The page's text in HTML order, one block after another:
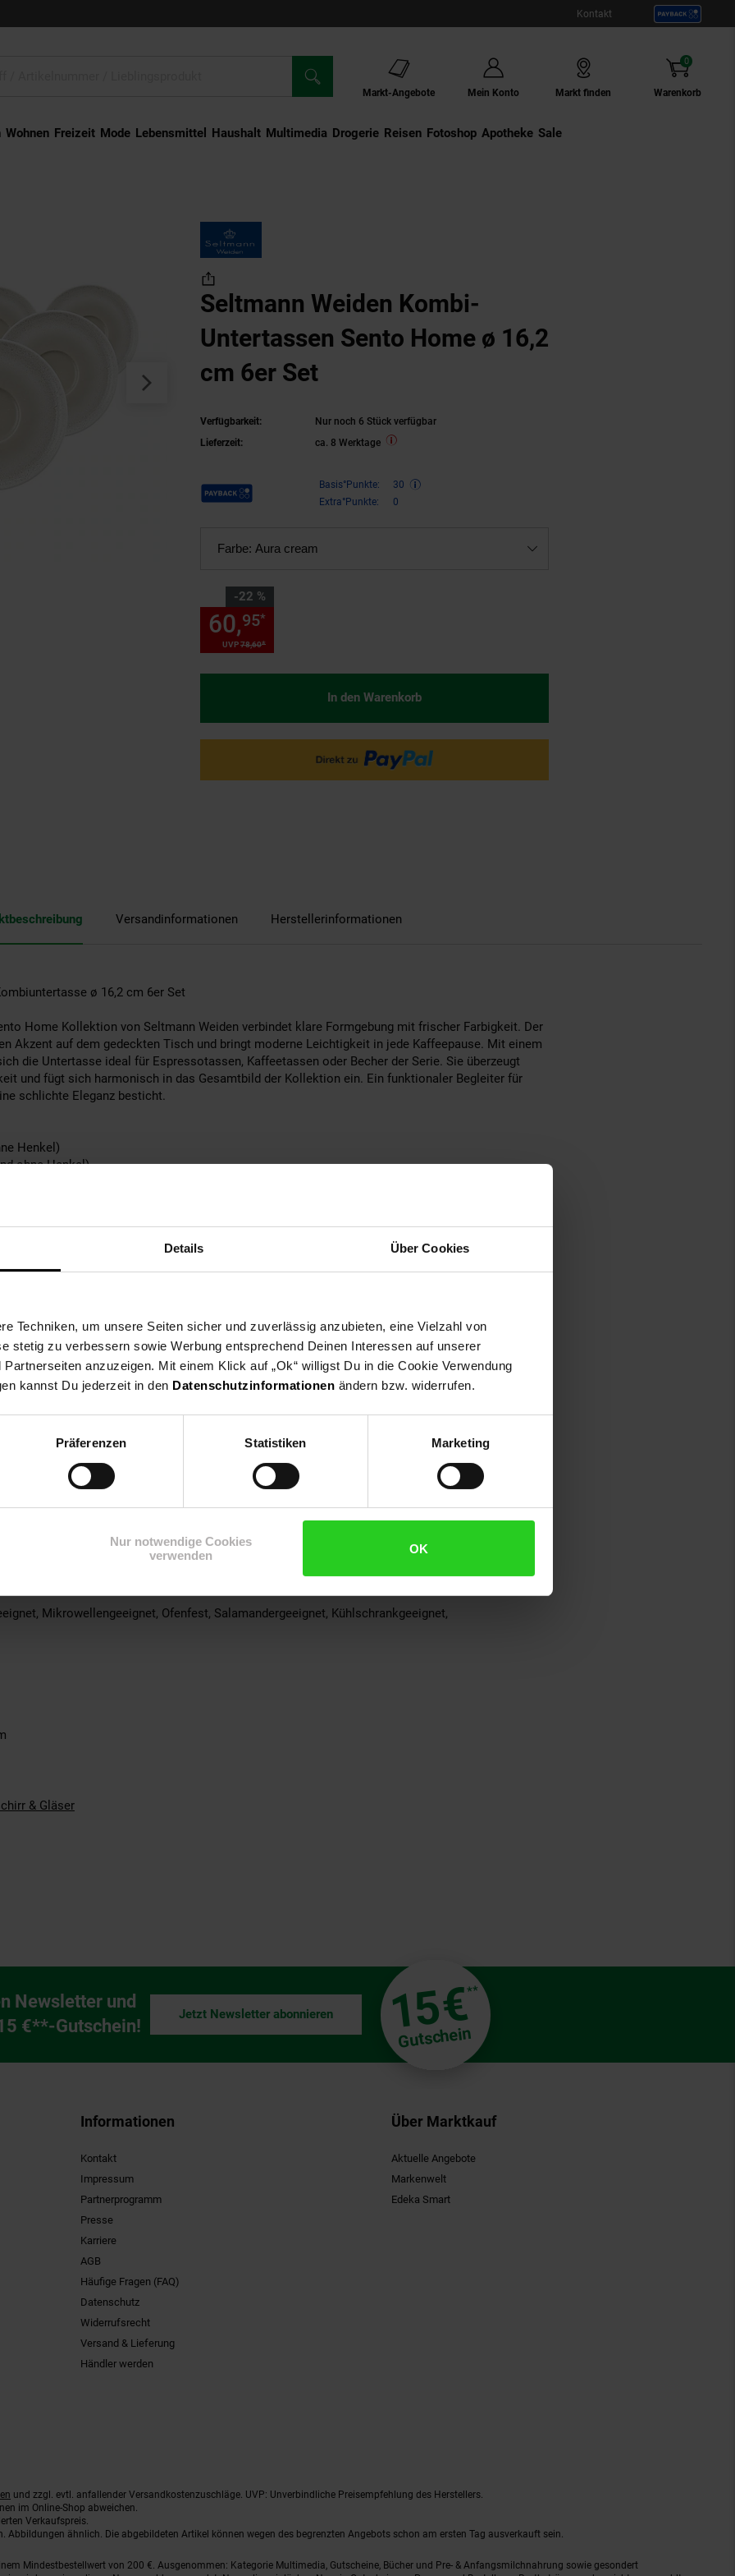
Details Über Cookies
Techniken, um unsere Seiten sicher und zuverlässig anzubieten, eine Vielzahl von
stetig zu verbessern sowie Werbung entsprechend Deinen Interessen auf unserer
anzuzeigen. Mit einem Klick auf „Ok“ willigst Du in die Cookie Verwendung
kannst Du jederzeit in den Datenschutzinformationen ändern bzw. widerrufen.
Präferenzen Statistiken Marketing
Nur notwendige Cookies
verwenden
OK
Kontakt
Markt-Angebote Mein Konto Markt finden Warenkorb
0
Artikel
Wohnen Freizeit Mode Lebensmittel Haushalt Multimedia Drogerie Externer Link:
Reisen Externer Link:
Fotoshop Externer Link:
Apotheke Sale
Seltmann Weiden Kombi-
Untertassen Sento Home ø 16,2
cm 6er Set
Verfügbarkeit:
Nur noch 6 Stück verfügbar
Lieferzeit:
ca. 8 Werktage
Payback Punkte Basis°Punkte:
30
Extra°Punkte:
0
Farbe: Aura cream
-22 %
Sie Sparen 22 Prozent,
UVP78,60*
60,95*
In den Warenkorb
Versandinformationen Herstellerinformationen
ø 16,2 cm 6er Set
Home Kollektion von Seltmann Weiden verbindet klare Formgebung mit frischer Farbigkeit. Der
Akzent auf dem gedeckten Tisch und bringt moderne Leichtigkeit in jede Kaffeepause. Mit einem
die Untertasse ideal für Espressotassen, Kaffeetassen oder Becher der Serie. Sie überzeugt
und fügt sich harmonisch in das Gesamtbild der Kollektion ein. Ein funktionaler Begleiter für
schlichte Eleganz besticht.
Henkel)
ohne Henkel)
ohne Henkel)
Henkel)
Mikrowellengeeignet, Ofenfest, Kühlschrankgeeignet, Gefrierschrankgeeignet
EU: Porzellanfabriken Christian Seltmann GmbH, Christian-Seltmann-Straße 59-67, 92637
Mikrowellengeeignet, Ofenfest, Salamandergeeignet, Kühlschrankgeeignet,
& Gläser
Newsletter und
€**-Gutschein!
15€**
Gutschein
Jetzt Newsletter abonnieren
Informationen
Kontakt
Impressum
Partnerprogramm
Presse
Karriere
AGB
Häufige Fragen (FAQ)
Datenschutz
Widerrufsrecht
Versand & Lieferung
Händler werden
Über Marktkauf
Aktuelle Angebote
Markenwelt
Edeka Smart
und zzgl. evtl. anfallender Versandkostenzuschläge. UVP: Unverbindliche Preisempfehlung des Herstellers.
im Online-Shop abweichen.
Verkaufspreis.
ähnlich. Die abgebildeten Artikel können wegen des begrenzten Angebots schon am ersten Tag ausverkauft sein.
Mindestbestellwert von 200 €. Ausgenommen: Kategorie Multimedia, Gutscheine, Bücher und Pre- & Anfangsmilchnahrung sowie gesondert